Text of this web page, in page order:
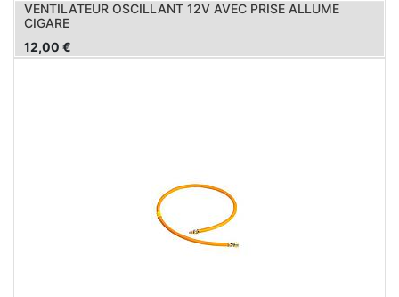
VENTILATEUR OSCILLANT 12V AVEC PRISE ALLUME
CIGARE
12,00 €